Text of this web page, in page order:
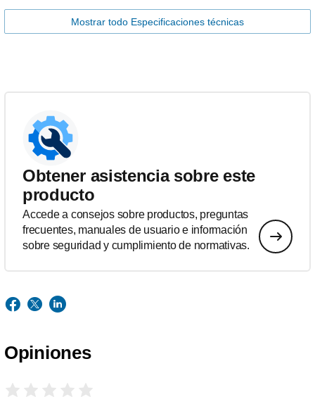
Mostrar todo Especificaciones técnicas
Obtener asistencia sobre este
producto
Accede a consejos sobre productos, preguntas
frecuentes, manuales de usuario e información
sobre seguridad y cumplimiento de normativas.
Opiniones